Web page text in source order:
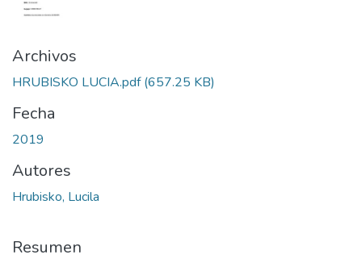
Archivos
HRUBISKO LUCIA.pdf(657.25 KB)
Fecha
2019
Autores
Hrubisko, Lucila
Resumen